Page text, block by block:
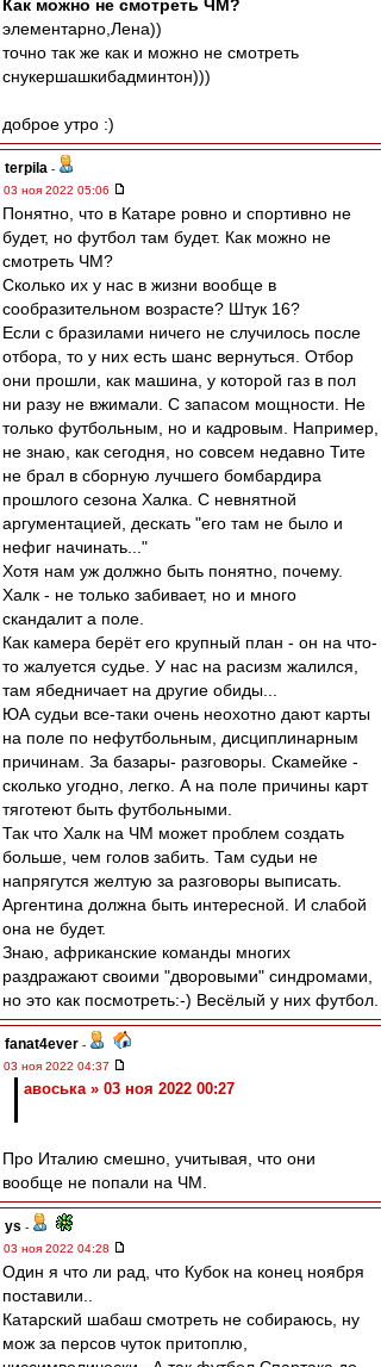
Как можно не смотреть ЧМ?
элементарно,Лена))
точно так же как и можно не смотреть
снукершашкибадминтон)))
доброе утро :)
terpila -
03 ноя 2022 05:06
Понятно, что в Катаре ровно и спортивно не
будет, но футбол там будет. Как можно не
смотреть ЧМ?
Сколько их у нас в жизни вообще в
сообразительном возрасте? Штук 16?
Если с бразилами ничего не случилось после
отбора, то у них есть шанс вернуться. Отбор
они прошли, как машина, у которой газ в пол
ни разу не вжимали. С запасом мощности. Не
только футбольным, но и кадровым. Например,
не знаю, как сегодня, но совсем недавно Тите
не брал в сборную лучшего бомбардира
прошлого сезона Халка. С невнятной
аргументацией, дескать "его там не было и
нефиг начинать..."
Хотя нам уж должно быть понятно, почему.
Халк - не только забивает, но и много
скандалит а поле.
Как камера берёт его крупный план - он на что-
то жалуется судье. У нас на расизм жалился,
там ябедничает на другие обиды...
ЮА судьи все-таки очень неохотно дают карты
на поле по нефутбольным, дисциплинарным
причинам. За базары- разговоры. Скамейке -
сколько угодно, легко. А на поле причины карт
тяготеют быть футбольными.
Так что Халк на ЧМ может проблем создать
больше, чем голов забить. Там судьи не
напрягутся желтую за разговоры выписать.
Аргентина должна быть интересной. И слабой
она не будет.
Знаю, африканские команды многих
раздражают своими "дворовыми" синдромами,
но это как посмотреть:-) Весёлый у них футбол.
fanat4ever -
03 ноя 2022 04:37
авоська » 03 ноя 2022 00:27
Про Италию смешно, учитывая, что они
вообще не попали на ЧМ.
ys -
03 ноя 2022 04:28
Один я что ли рад, что Кубок на конец ноября
поставили..
Катарский шабаш смотреть не собираюсь, ну
мож за персов чуток притоплю,